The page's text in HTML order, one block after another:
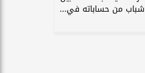
شباب من حساباته في...